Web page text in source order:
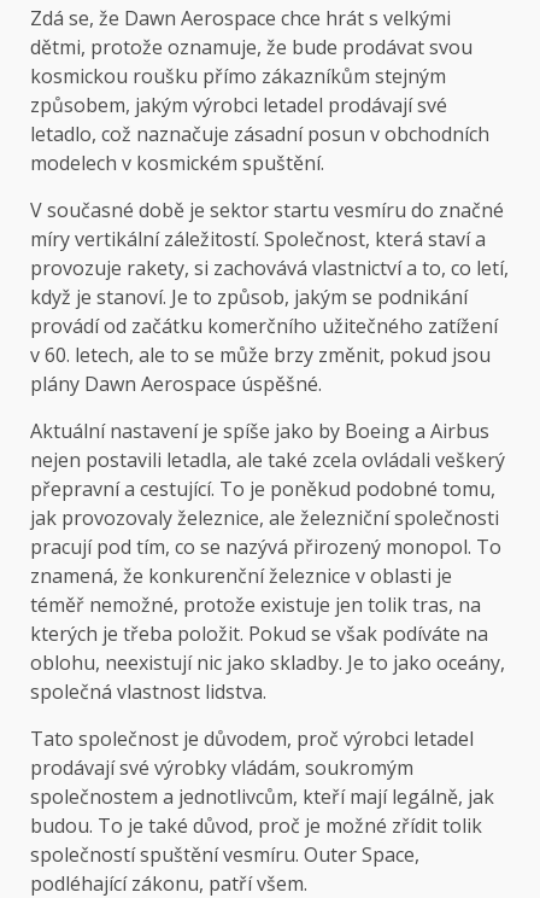
Zdá se, že Dawn Aerospace chce hrát s velkými
dětmi, protože oznamuje, že bude prodávat svou
kosmickou roušku přímo zákazníkům stejným
způsobem, jakým výrobci letadel prodávají své
letadlo, což naznačuje zásadní posun v obchodních
modelech v kosmickém spuštění.
V současné době je sektor startu vesmíru do značné
míry vertikální záležitostí. Společnost, která staví a
provozuje rakety, si zachovává vlastnictví a to, co letí,
když je stanoví. Je to způsob, jakým se podnikání
provádí od začátku komerčního užitečného zatížení
v 60. letech, ale to se může brzy změnit, pokud jsou
plány Dawn Aerospace úspěšné.
Aktuální nastavení je spíše jako by Boeing a Airbus
nejen postavili letadla, ale také zcela ovládali veškerý
přepravní a cestující. To je poněkud podobné tomu,
jak provozovaly železnice, ale železniční společnosti
pracují pod tím, co se nazývá přirozený monopol. To
znamená, že konkurenční železnice v oblasti je
téměř nemožné, protože existuje jen tolik tras, na
kterých je třeba položit. Pokud se však podíváte na
oblohu, neexistují nic jako skladby. Je to jako oceány,
společná vlastnost lidstva.
Tato společnost je důvodem, proč výrobci letadel
prodávají své výrobky vládám, soukromým
společnostem a jednotlivcům, kteří mají legálně, jak
budou. To je také důvod, proč je možné zřídit tolik
společností spuštění vesmíru. Outer Space,
podléhající zákonu, patří všem.